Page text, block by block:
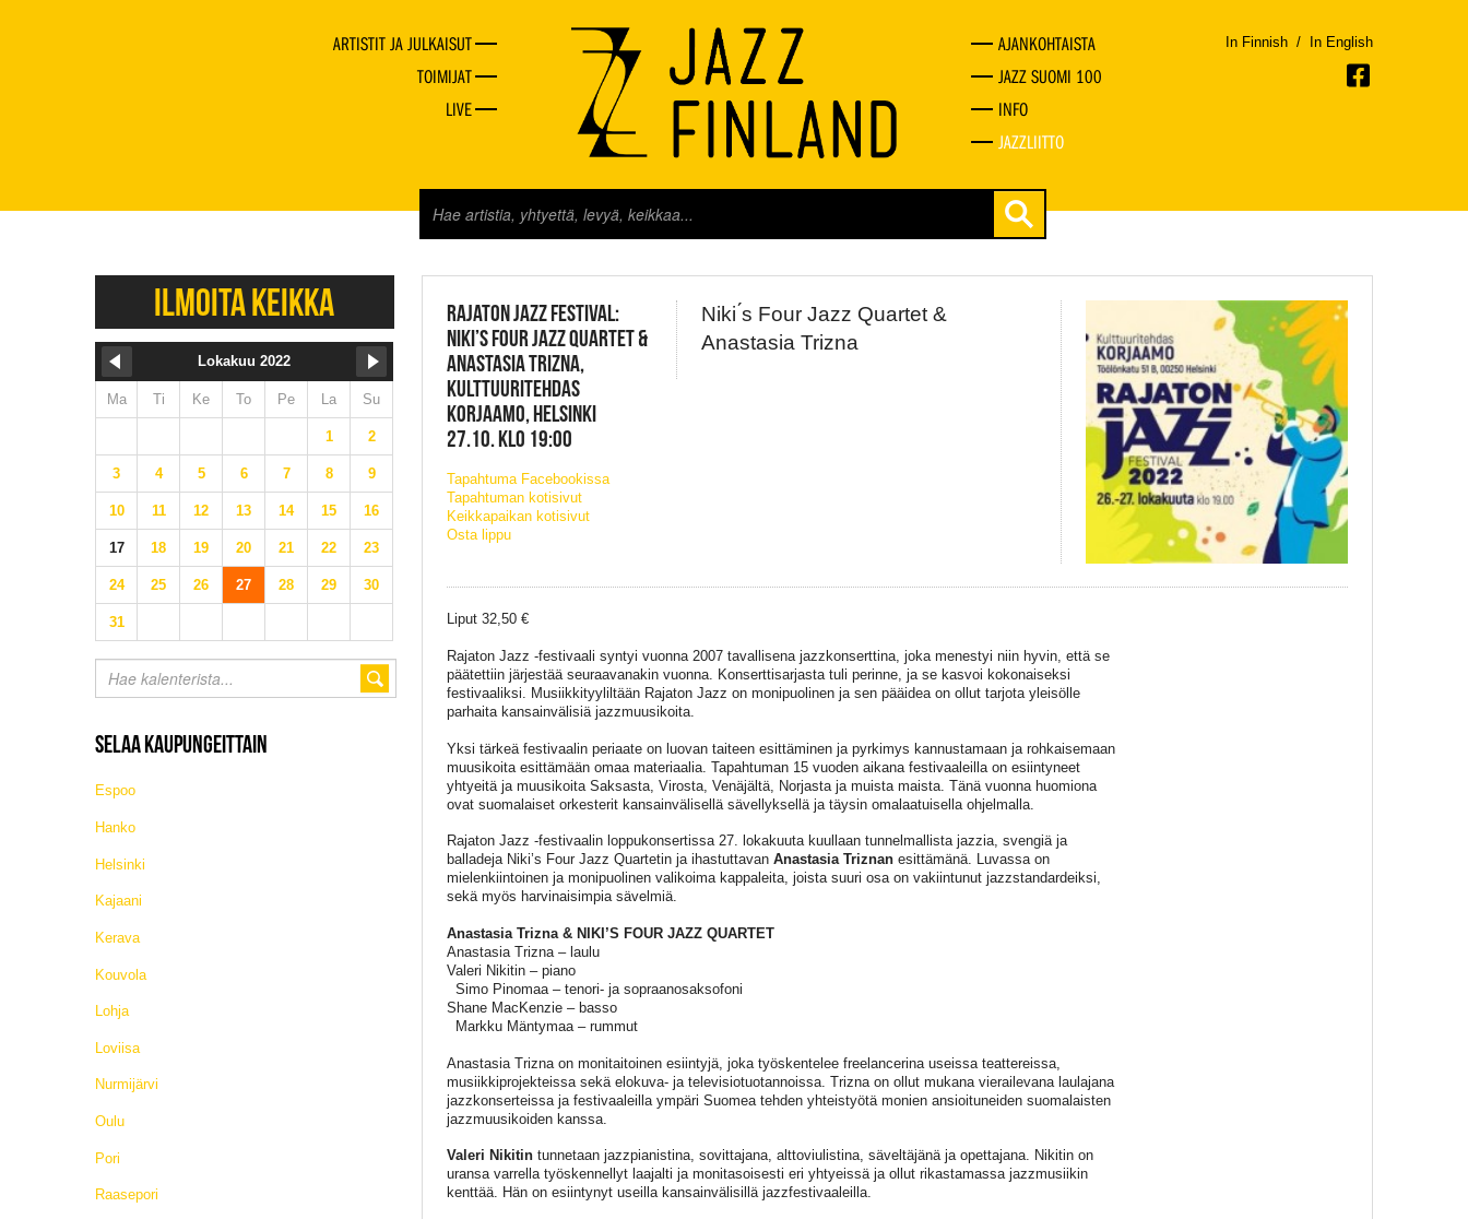
ARTISTIT JA JULKAISUT
TOIMIJAT
LIVE
AJANKOHTAISTA
JAZZ SUOMI 100
INFO
JAZZLIITTO
In Finnish / In English
JAZZ FINLAND LIVE
RAJATON JAZZ FESTIVAL:
NIKI’S FOUR JAZZ QUARTET &
ANASTASIA TRIZNA,
KULTTUURITEHDAS
KORJAAMO, HELSINKI
27.10. KLO 19:00
Tapahtuma Facebookissa
Tapahtuman kotisivut
Keikkapaikan kotisivut
Osta lippu
Niki ́s Four Jazz Quartet &
Anastasia Trizna
Liput 32,50 €
Rajaton Jazz -festivaali syntyi vuonna 2007 tavallisena jazzkonserttina, joka menestyi niin hyvin, että se
päätettiin järjestää seuraavanakin vuonna. Konserttisarjasta tuli perinne, ja se kasvoi kokonaiseksi
festivaaliksi. Musiikkityyliltään Rajaton Jazz on monipuolinen ja sen pääidea on ollut tarjota yleisölle
parhaita kansainvälisiä jazzmuusikoita.
Yksi tärkeä festivaalin periaate on luovan taiteen esittäminen ja pyrkimys kannustamaan ja rohkaisemaan
muusikoita esittämään omaa materiaalia. Tapahtuman 15 vuoden aikana festivaaleilla on esiintyneet
yhtyeitä ja muusikoita Saksasta, Virosta, Venäjältä, Norjasta ja muista maista. Tänä vuonna huomiona
ovat suomalaiset orkesterit kansainvälisellä sävellyksellä ja täysin omalaatuisella ohjelmalla.
Rajaton Jazz -festivaalin loppukonsertissa 27. lokakuuta kuullaan tunnelmallista jazzia, svengiä ja
balladeja Niki’s Four Jazz Quartetin ja ihastuttavan Anastasia Triznanesittämänä. Luvassa on
mielenkiintoinen ja monipuolinen valikoima kappaleita, joista suuri osa on vakiintunut jazzstandardeiksi,
sekä myös harvinaisimpia sävelmiä.
Anastasia Trizna & NIKI’S FOUR JAZZ QUARTET
Anastasia Trizna – laulu
Valeri Nikitin – piano
Simo Pinomaa – tenori- ja sopraanosaksofoni
Shane MacKenzie – basso
Markku Mäntymaa – rummut
Anastasia Trizna on monitaitoinen esiintyjä, joka työskentelee freelancerina useissa teattereissa,
musiikkiprojekteissa sekä elokuva- ja televisiotuotannoissa. Trizna on ollut mukana vierailevana laulajana
jazzkonserteissa ja festivaaleilla ympäri Suomea tehden yhteistyötä monien ansioituneiden suomalaisten
jazzmuusikoiden kanssa.
Valeri Nikitintunnetaan jazzpianistina, sovittajana, alttoviulistina, säveltäjänä ja opettajana. Nikitin on
uransa varrella työskennellyt laajalti ja monitasoisesti eri yhtyeissä ja ollut rikastamassa jazzmusiikin
kenttää. Hän on esiintynyt useilla kansainvälisillä jazzfestivaaleilla.
ILMOITA KEIKKA
Lokakuu 2022
Ma Ti Ke To Pe La Su
1 2
3 4 5 6 7 8 9
10 11 12 13 14 15 16
17 18 19 20 21 22 23
24 25 26 27 28 29 30
31
SELAA KAUPUNGEITTAIN
Espoo
Hanko
Helsinki
Kajaani
Kerava
Kouvola
Lohja
Loviisa
Nurmijärvi
Oulu
Pori
Raasepori